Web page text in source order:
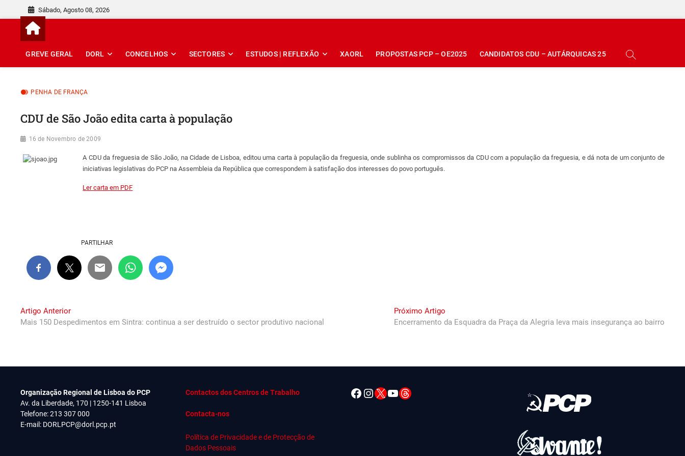
content
Sábado, Agosto 08, 2026
GREVE GERAL DORL CONCELHOS SECTORES ESTUDOS | REFLEXÃO XAORL PROPOSTAS PCP – OE2025 CANDIDATOS CDU – AUTÁRQUICAS 25
PENHA DE FRANÇA
CDU de São João edita carta à população
16 de Novembro de 2009
A CDU da freguesia de São João, na Cidade de Lisboa, editou uma carta à população da freguesia, onde sublinha os compromissos da CDU com a população da freguesia, e dá nota de um conjunto de
iniciativas legislativas do PCP na Assembleia da República que correspondem à satisfação dos interesses do povo português.
Ler carta em PDF
PARTILHAR
Navegação
de
Artigo AnteriorPrevious
post:
Mais 150 Despedimentos em Sintra: continua a ser destruído o sector produtivo nacional
Próximo ArtigoNext
post:
Encerramento da Esquadra da Praça da Alegria Ieva mais insegurança ao bairro
Organização Regional de Lisboa do PCP
Av. da Liberdade, 170 | 1250-141 Lisboa
Telefone: 213 307 000
E-mail: DORLPCP@dorl.pcp.pt
Contactos dos Centros de Trabalho
Contacta-nos
Política de Privacidade e de Protecção de
Dados Pessoais
Facebook
Instagram
X YouTube
Threads